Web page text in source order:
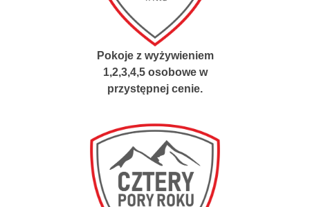
Pokoje z wyżywieniem
1,2,3,4,5 osobowe w
przystępnej cenie.